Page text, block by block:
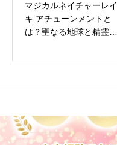
マジカルネイチャーレイ
キ アチューンメントと
は？聖なる地球と精霊の